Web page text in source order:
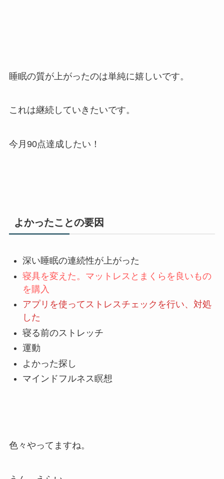
睡眠の質が上がったのは単純に嬉しいです。
これは継続していきたいです。
今月90点達成したい！
よかったことの要因
深い睡眠の連続性が上がった
寝具を変えた。マットレスとまくらを良いもの
を購入
アプリを使ってストレスチェックを行い、対処
した
寝る前のストレッチ
運動
よかった探し
マインドフルネス瞑想
色々やってますね。